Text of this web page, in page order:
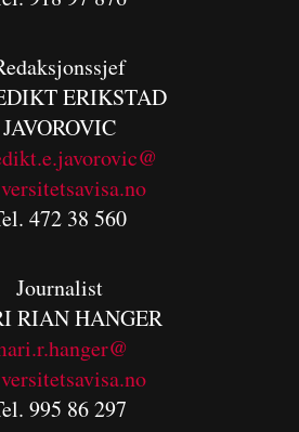
ERIKSTAD
JAVOROVIC
472 38 560
Journalist
RIAN HANGER
995 86 297